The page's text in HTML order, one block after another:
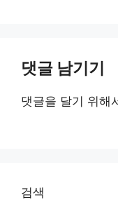
댓글 남기기
댓글을 달기 위해
검색